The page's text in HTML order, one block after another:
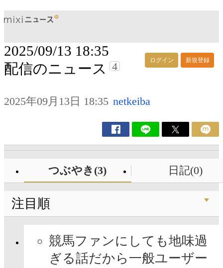
ログイン 新規登録
2025/09/13 18:35
配信のニュース 4
2025年09月13日 18:35 netkeiba
つぶやき(3) 日記(0)
注目順
競馬ファンにしても地味過
ぎる話だから一般ユーザー